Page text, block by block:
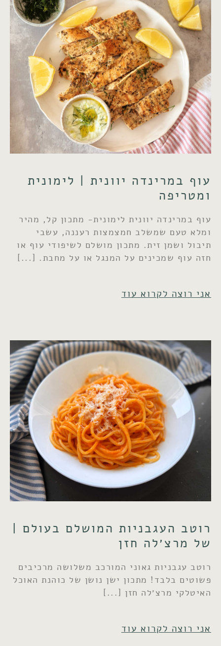
עוף במרינדה יוונית | לימונית
ומטריפה
עוף במרינדה יוונית לימונית- מתכון קל, מהיר
ומלא טעם שמשלב חמצמצות רעננה, עשבי
תיבול ושמן זית. מתכון מושלם לשיפודי עוף או
חזה עוף שמכינים על המנגל או על מחבת.
אני רוצה לקרוא עוד
רוטב העגבניות המושלם בעולם |
של מרצ׳לה חזן
רוטב עגבניות גאוני המורכב משלושה מרכיבים
פשוטים בלבד! מתכון ישן נושן של כוהנת האוכל
האיטלקי מרצ׳לה חזן
אני רוצה לקרוא עוד